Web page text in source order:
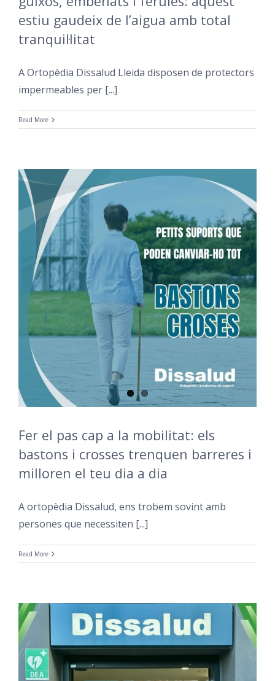
estiu gaudeix de l’aigua amb total
tranquil·litat
A Ortopèdia Dissalud Lleida disposen de protectors
impermeables per [...]
Read More
Fer el pas cap a la mobilitat: els
bastons i crosses trenquen barreres i
milloren el teu dia a dia
A ortopèdia Dissalud, ens trobem sovint amb
persones que necessiten [...]
Read More